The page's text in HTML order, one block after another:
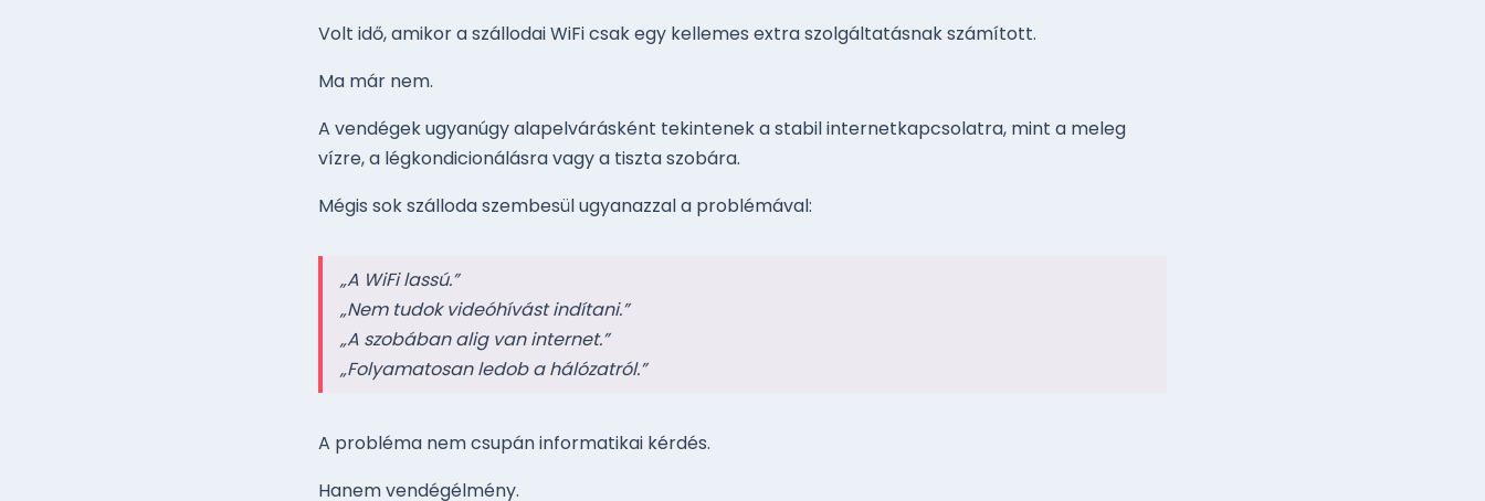
Volt idő, amikor a szállodai WiFi csak egy kellemes extra szolgáltatásnak számított.
Ma már nem.
A vendégek ugyanúgy alapelvárásként tekintenek a stabil internetkapcsolatra, mint a meleg
vízre, a légkondicionálásra vagy a tiszta szobára.
Mégis sok szálloda szembesül ugyanazzal a problémával:
„A WiFi lassú.”
„Nem tudok videóhívást indítani.”
„A szobában alig van internet.”
„Folyamatosan ledob a hálózatról.”
A probléma nem csupán informatikai kérdés.
Hanem vendégélmény.